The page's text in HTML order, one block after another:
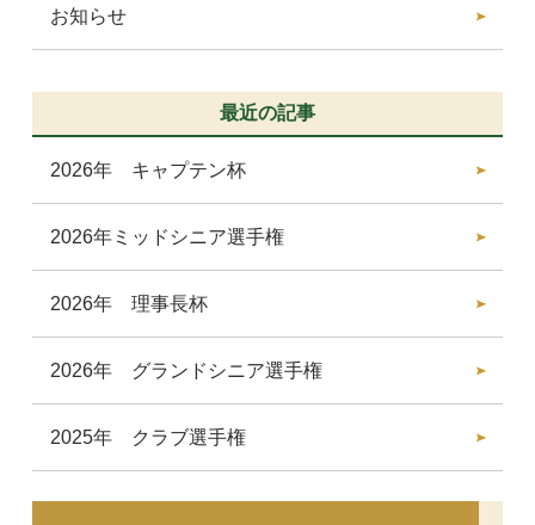
お知らせ
最近の記事
2026年 キャプテン杯
2026年ミッドシニア選手権
2026年 理事長杯
2026年 グランドシニア選手権
2025年 クラブ選手権